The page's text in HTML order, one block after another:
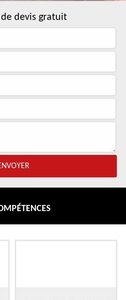
devis gratuit